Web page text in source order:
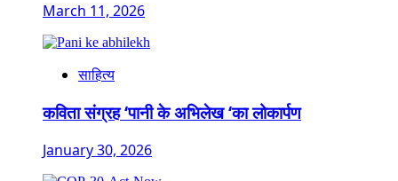
March 11, 2026
साहित्य
कविता संग्रह ‘पानी के अभिलेख ‘का लोकार्पण
January 30, 2026